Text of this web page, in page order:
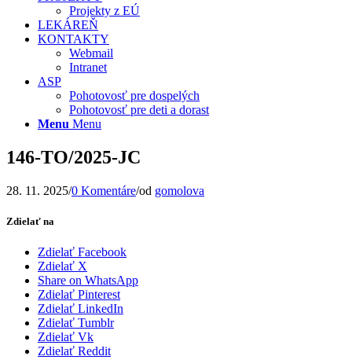
Projekty z EÚ
LEKÁREŇ
KONTAKTY
Webmail
Intranet
ASP
Pohotovosť pre dospelých
Pohotovosť pre deti a dorast
Menu Menu
146-TO/2025-JC
28. 11. 2025/0 Komentáre/od gomolova
Zdielať na
Zdielať Facebook
Zdielať X
Share on WhatsApp
Zdielať Pinterest
Zdielať LinkedIn
Zdielať Tumblr
Zdielať Vk
Zdielať Reddit